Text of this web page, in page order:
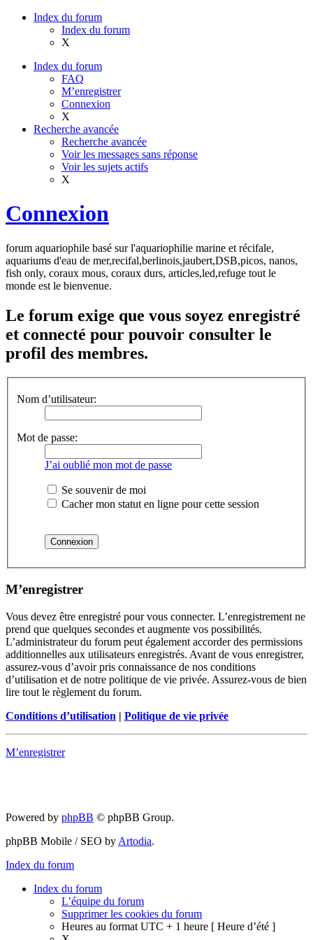
Index du forum
Index du forum
X
Index du forum
FAQ
M’enregistrer
Connexion
X
Recherche avancée
Recherche avancée
Voir les messages sans réponse
Voir les sujets actifs
X
Connexion
forum aquariophile basé sur l'aquariophilie marine et récifale,
aquariums d'eau de mer,recifal,berlinois,jaubert,DSB,picos, nanos,
fish only, coraux mous, coraux durs, articles,led,refuge tout le
monde est le bienvenue.
Le forum exige que vous soyez enregistré
et connecté pour pouvoir consulter le
profil des membres.
Nom d’utilisateur:
Mot de passe:
J’ai oublié mon mot de passe
Se souvenir de moi
Cacher mon statut en ligne pour cette session
M’enregistrer
Vous devez être enregistré pour vous connecter. L’enregistrement ne
prend que quelques secondes et augmente vos possibilités.
L’administrateur du forum peut également accorder des permissions
additionnelles aux utilisateurs enregistrés. Avant de vous enregistrer,
assurez-vous d’avoir pris connaissance de nos conditions
d’utilisation et de notre politique de vie privée. Assurez-vous de bien
lire tout le règlement du forum.
Conditions d’utilisation | Politique de vie privée
M’enregistrer
Powered by phpBB © phpBB Group.
phpBB Mobile / SEO by Artodia.
Index du forum
Index du forum
L’équipe du forum
Supprimer les cookies du forum
Heures au format UTC + 1 heure [ Heure d’été ]